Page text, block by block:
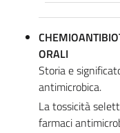
ORALI
Storia e
antimicrobica.
La tossicità
farmaci